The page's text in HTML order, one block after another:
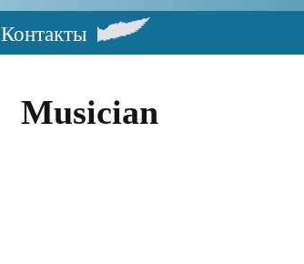
Контакты
Musician